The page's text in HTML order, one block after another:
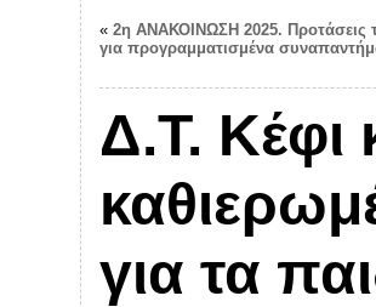
« 2η ΑΝΑΚΟΙΝΩΣΗ 2025. Προτάσεις
για προγραμματισμένα
Δ.Τ. Κέφι
για τα